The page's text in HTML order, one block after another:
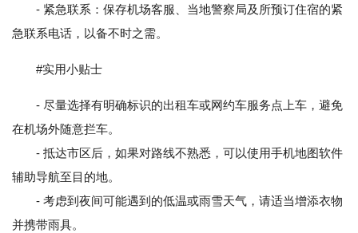
- 紧急联系：保存机场客服、当地警察局及所预订住宿的紧
急联系电话，以备不时之需。
#实用小贴士
- 尽量选择有明确标识的出租车或网约车服务点上车，避免
在机场外随意拦车。
- 抵达市区后，如果对路线不熟悉，可以使用手机地图软件
辅助导航至目的地。
- 考虑到夜间可能遇到的低温或雨雪天气，请适当增添衣物
并携带雨具。